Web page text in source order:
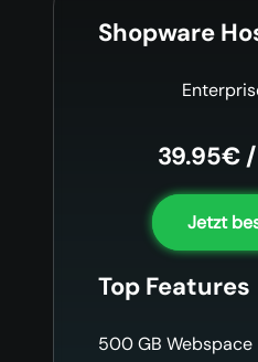
Shopware
39.95€
Jetzt
Top Features
500 GB Webspace